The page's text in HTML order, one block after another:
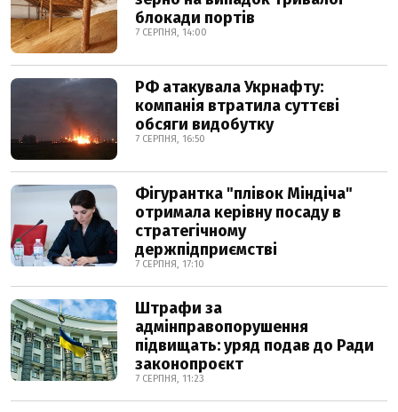
блокади портів
7 СЕРПНЯ, 14:00
РФ атакувала Укрнафту:
компанія втратила суттєві
обсяги видобутку
7 СЕРПНЯ, 16:50
Фігурантка "плівок Міндіча"
отримала керівну посаду в
стратегічному
держпідприємстві
7 СЕРПНЯ, 17:10
Штрафи за
адмінправопорушення
підвищать: уряд подав до Ради
законопроєкт
7 СЕРПНЯ, 11:23